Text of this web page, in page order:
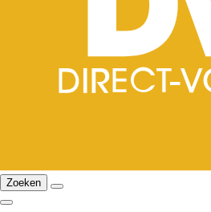
Zoeken